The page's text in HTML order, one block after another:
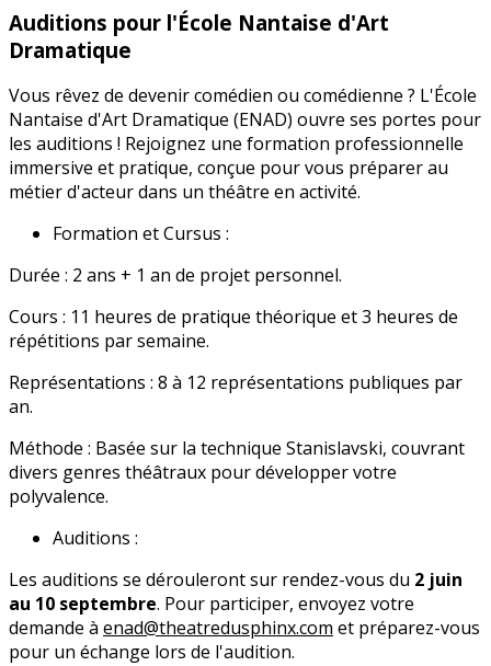
Auditions pour l'École Nantaise d'Art
Dramatique
Vous rêvez de devenir comédien ou comédienne ? L'École
Nantaise d'Art Dramatique (ENAD) ouvre ses portes pour
les auditions ! Rejoignez une formation professionnelle
immersive et pratique, conçue pour vous préparer au
métier d'acteur dans un théâtre en activité.
Formation et Cursus :
Durée : 2 ans + 1 an de projet personnel.
Cours : 11 heures de pratique théorique et 3 heures de
répétitions par semaine.
Représentations : 8 à 12 représentations publiques par
an.
Méthode : Basée sur la technique Stanislavski, couvrant
divers genres théâtraux pour développer votre
polyvalence.
Auditions :
Les auditions se dérouleront sur rendez-vous du 2 juin
au 10 septembre. Pour participer, envoyez votre
demande à enad@theatredusphinx.com et préparez-vous
pour un échange lors de l'audition.